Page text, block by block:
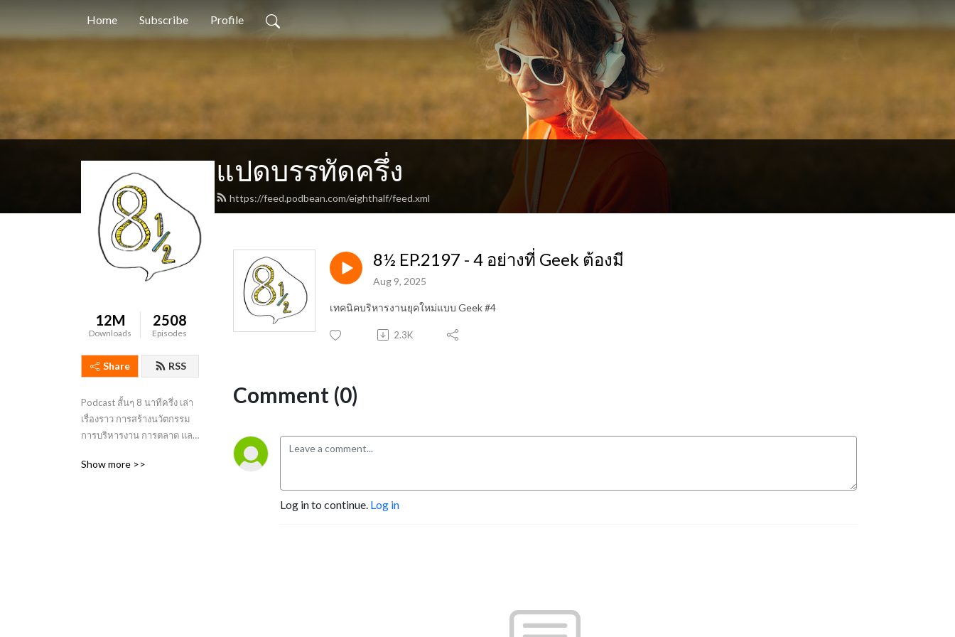
Home Subscribe Profile
แปดบรรทัดครึ่ง
https://feed.podbean.com/eighthalf/feed.xml
12M
Downloads
2508
Episodes
Share RSS
Podcast สั้นๆ 8 นาทีครึ่ง เล่า
เรื่องราว การสร้างนวัตกรรม
การบริหารงาน การตลาด และ
โลก สำหรับคนทำงาน ฟังได้
Show more >>
8½ EP.2197 - 4 อย่างที่ Geek ต้องมี
Aug 9, 2025
เทคนิคบริหารงานยุคใหม่แบบ Geek #4
2.3K
Comment (0)
Log in to continue. Log in